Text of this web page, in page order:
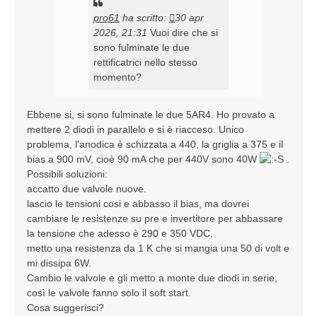
pro61 ha scritto:
30 apr
2026, 21:31 Vuoi dire che si
sono fulminate le due
rettificatrici nello stesso
momento?
improbabile.
Ebbene si, si sono fulminate le due 5AR4. Ho provato a
mettere 2 diodi in parallelo e si è riacceso. Unico
problema, l'anodica è schizzata a 440, la griglia a 375 e il
bias a 900 mV, cioè 90 mA che per 440V sono 40W
Possibili soluzioni:
accatto due valvole nuove.
lascio le tensioni cosi e abbasso il bias, ma dovrei
cambiare le resistenze su pre e invertitore per abbassare
la tensione che adesso è 290 e 350 VDC.
metto una resistenza da 1 K che si mangia una 50 di volt e
mi dissipa 6W.
Cambio le valvole e gli metto a monte due diodi in serie,
così le valvole fanno solo il soft start.
Cosa suggerisci?